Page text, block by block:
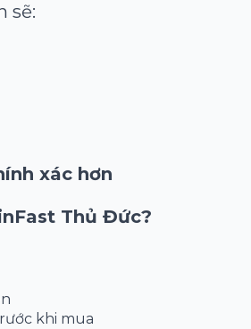
sẽ:
xác hơn
Thủ Đức?
khi mua